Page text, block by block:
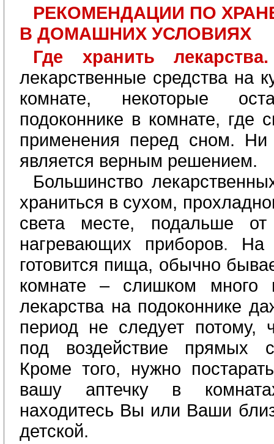
РЕКОМЕНДАЦИИ ПО
В ДОМАШНИХ УСЛОВИЯХ
Где хранить
лекарственные средства на
комнате, некоторые
подоконнике в комнате, где
применения перед сном.
является верным решением.
Большинство
храниться в сухом,
света месте, подальше
нагревающих приборов. На
готовится пища, обычно
комнате – слишком много
лекарства на подоконнике
период не следует потому,
под воздействие прямых
Кроме того, нужно
вашу аптечку в
находитесь Вы или Ваши
детской.